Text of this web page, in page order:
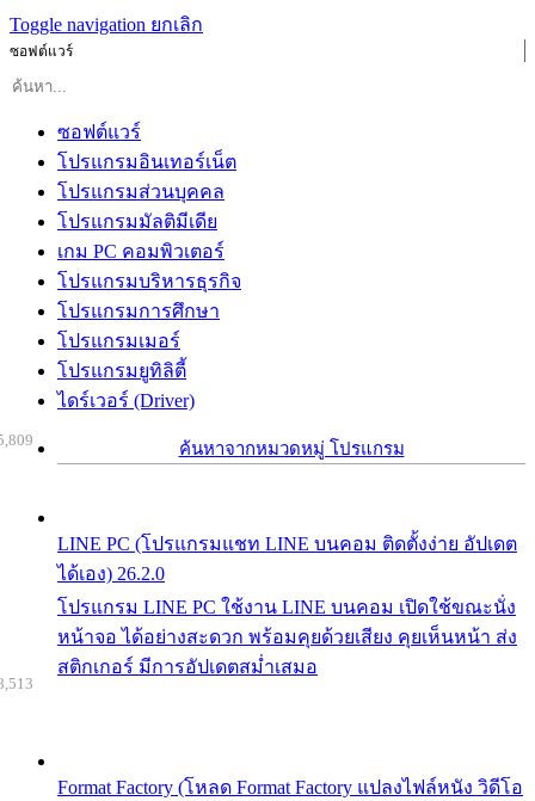
Toggle navigation ยกเลิก
ซอฟต์แวร์
ซอฟต์แวร์
โปรแกรมอินเทอร์เน็ต
โปรแกรมส่วนบุคคล
โปรแกรมมัลติมีเดีย
เกม PC คอมพิวเตอร์
โปรแกรมบริหารธุรกิจ
โปรแกรมการศึกษา
โปรแกรมเมอร์
โปรแกรมยูทิลิตี้
ไดร์เวอร์ (Driver)
ค้นหาจากหมวดหมู่ โปรแกรม
LINE PC (โปรแกรมแชท LINE บนคอม ติดตั้งง่าย อัปเดต
ได้เอง) 26.2.0
โปรแกรม LINE PC ใช้งาน LINE บนคอม เปิดใช้ขณะนั่ง
หน้าจอ ได้อย่างสะดวก พร้อมคุยด้วยเสียง คุยเห็นหน้า ส่ง
สติกเกอร์ มีการอัปเดตสม่ำเสมอ
Format Factory (โหลด Format Factory แปลงไฟล์หนัง วิดีโอ